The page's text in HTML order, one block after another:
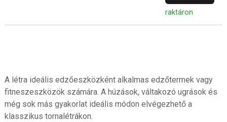
raktáron
A létra ideális edzőeszközként alkalmas edzőtermek vagy
fitneszeszközök számára. A húzások, váltakozó ugrások és
még sok más gyakorlat ideális módon elvégezhető a
klasszikus tornalétrákon.